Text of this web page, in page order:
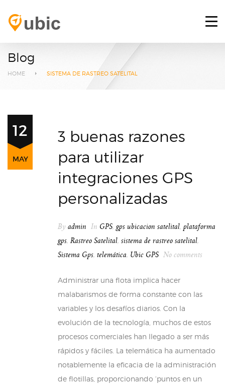
RETOS
PLATAFORMA GPS
CONTACTO
INICIAR SESIÓN
Blog
HOME SISTEMA DE RASTREO SATELITAL
12
MAY
3 buenas razones
para utilizar
integraciones GPS
personalizadas
By admin In GPS, gps ubicacion satelital, plataforma
gps, Rastreo Satelital, sistema de rastreo satelital,
Sistema Gps, telemática, Ubic GPS No comments
Administrar una flota implica hacer
malabarismos de forma constante con las
variables y los desafíos diarios. Con la
evolución de la tecnología, muchos de estos
procesos comerciales han llegado a ser más
rápidos y fáciles. La telemática ha aumentado
notablemente la eficacia de la administración
de flotillas, proporcionando ‘puntos en un